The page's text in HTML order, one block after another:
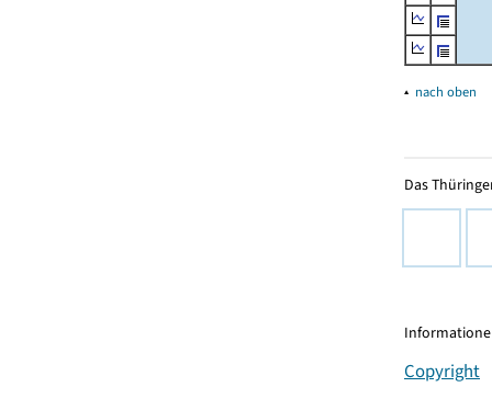
▴ nach oben
Das
Copyright